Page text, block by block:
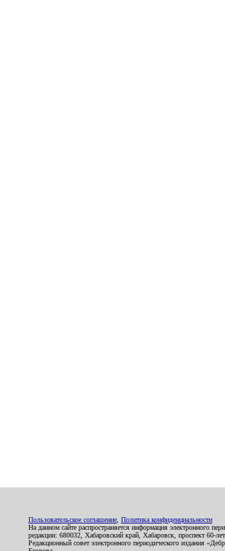
Пользовательское соглашение Политика конфиденциальности
На данном сайте распространяется информация электронного
редакции: 680032, Хабаровский край, Хабаровск, проспект 60-
Редакционный совет электронного периодического